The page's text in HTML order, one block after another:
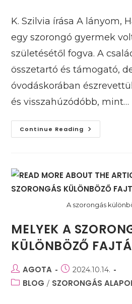
K. Szilvia írása A lányom,
egy szorongó gyermek
születésétől fogva. A
összetartó és támogató,
óvodáskorában
és visszahúzódóbb, mint…
Continue Reading A
Mindentől
A szorongás
MELYEK A
KÜLÖNBÖZŐ
Post
author:
AGOTA
Post
published:
2024.10.14.
PostBLOG / SZORONGÁS